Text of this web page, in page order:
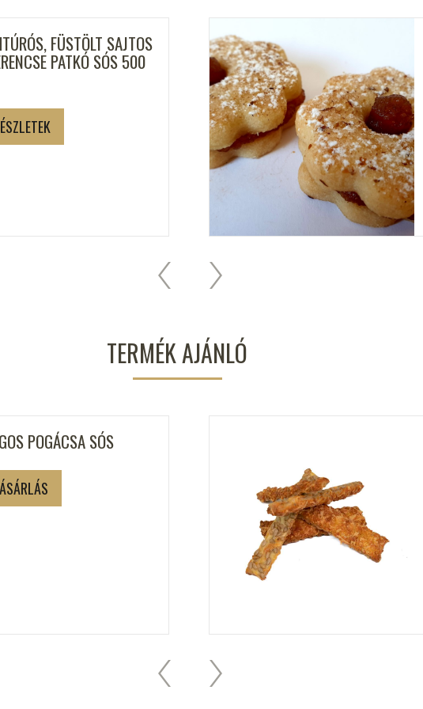
FÜSTÖLT SAJTOS
PATKÓ SÓS 500
TERMÉK AJÁNLÓ
POGÁCSA SÓS